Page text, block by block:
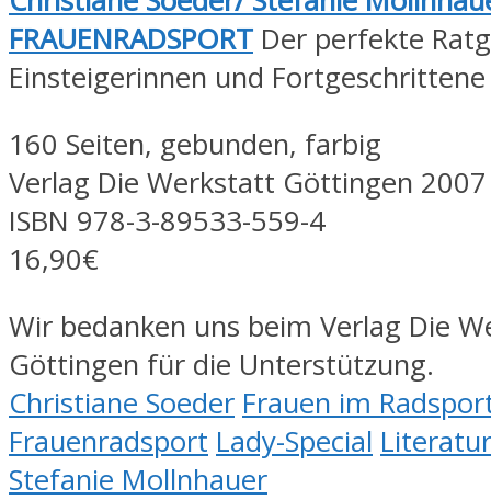
FRAUENRADSPORT Der perfekte
Einsteigerinnen und Fortgeschrittene
160 Seiten, gebunden, farbig
Verlag Die Werkstatt Göttingen 2007
ISBN 978-3-89533-559-4
16,90€
Wir bedanken uns beim Verlag Die
Göttingen für die Unterstützung.
Christiane Soeder Frauen im
Frauenradsport Lady-Special
Stefanie Mollnhauer